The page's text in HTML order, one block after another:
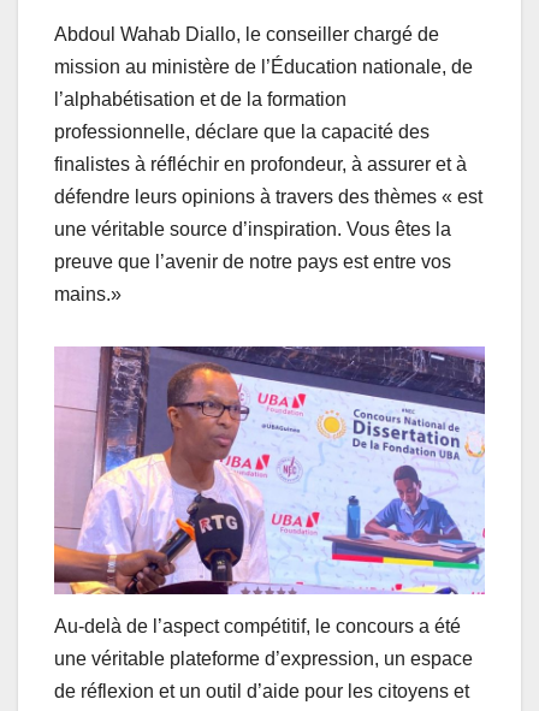
Abdoul Wahab Diallo, le conseiller chargé de
mission au ministère de l’Éducation nationale, de
l’alphabétisation et de la formation
professionnelle, déclare que la capacité des
finalistes à réfléchir en profondeur, à assurer et à
défendre leurs opinions à travers des thèmes « est
une véritable source d’inspiration. Vous êtes la
preuve que l’avenir de notre pays est entre vos
mains.»
Au-delà de l’aspect compétitif, le concours a été
une véritable plateforme d’expression, un espace
de réflexion et un outil d’aide pour les citoyens et